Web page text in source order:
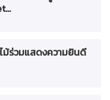
ร่วมแสดงความยินดี